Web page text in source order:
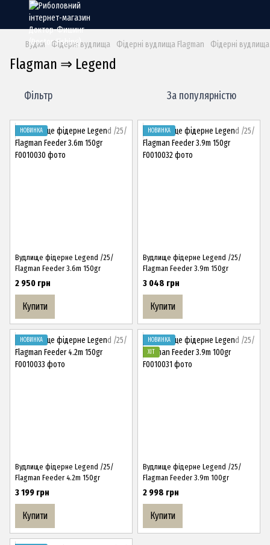
Вудки Фідерні вудлища Фідерні вудлища Flagman Фідерні
Flagman ⇒ Legend
Фільтр За популярністю
НОВИНКА
Вудлище фідерне Legend /25/
Flagman Feeder 3.6m 150gr
2 950 грн
Купити
НОВИНКА
Вудлище фідерне Legend /25/
Flagman Feeder 3.9m 150gr
3 048 грн
Купити
НОВИНКА
Вудлище фідерне Legend /25/
Flagman Feeder 4.2m 150gr
3 199 грн
Купити
НОВИНКА
ХІТ
Вудлище фідерне Legend /25/
Flagman Feeder 3.9m 100gr
2 998 грн
Купити